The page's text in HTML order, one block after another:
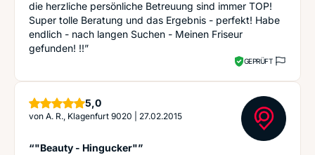
die herzliche persönliche Betreuung sind immer TOP!
Super tolle Beratung und das Ergebnis - perfekt! Habe
endlich - nach langen Suchen - Meinen Friseur
gefunden! !!”
GEPRÜFT
5,0Sterne
von A. R., Klagenfurt 9020 27.02.2015
“"Beauty - Hingucker"”